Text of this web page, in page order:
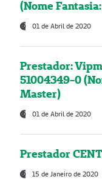
(Nome
01 de Abril de 2020
Prestador:
51004349-0
Master)
01 de Abril de 2020
Prestador
15 de Janeiro de 2020